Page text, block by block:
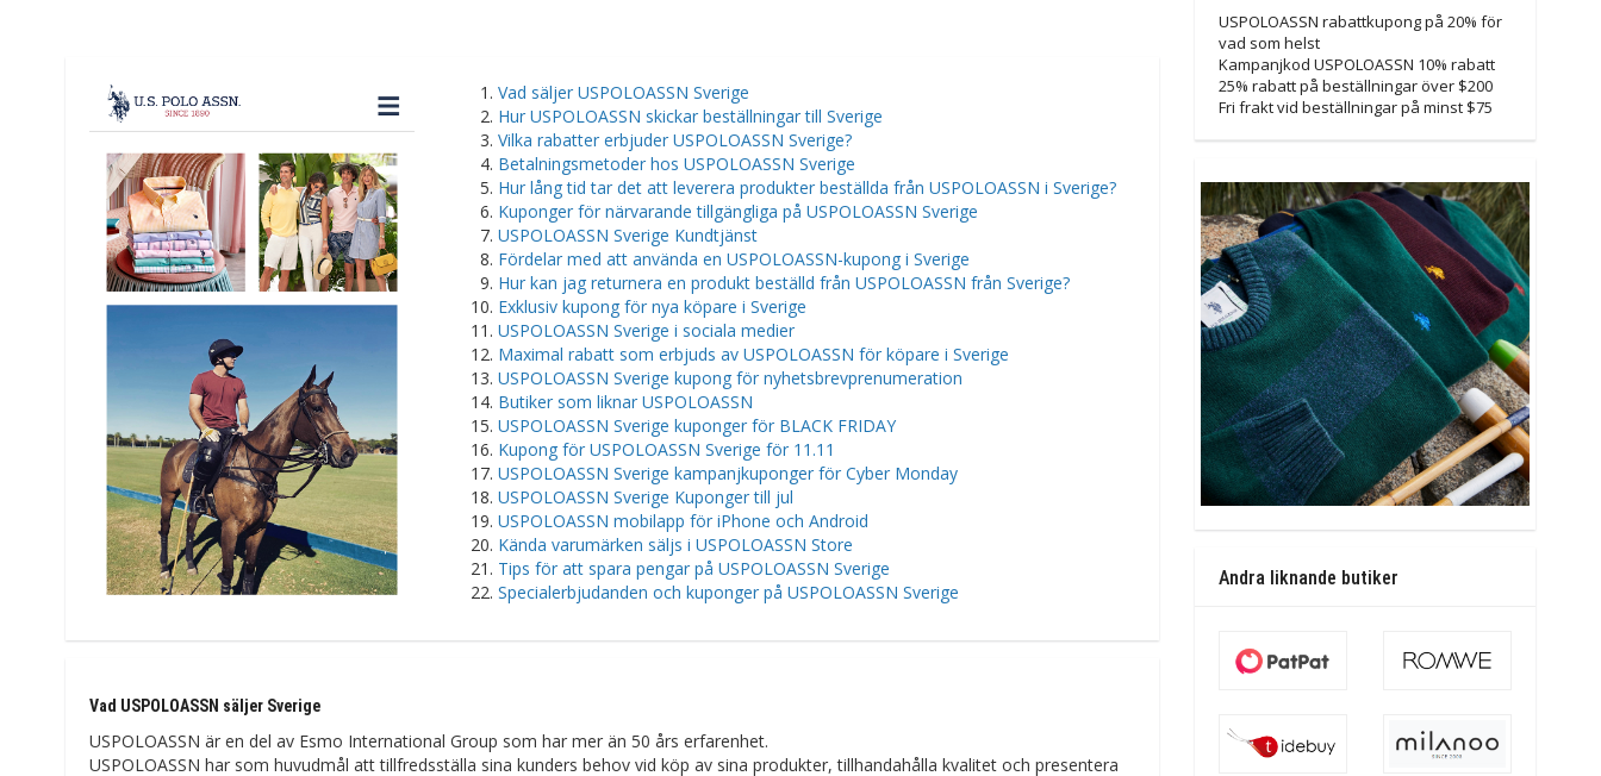
​Vad säljer USPOLOASSN Sverige
Hur USPOLOASSN skickar beställningar till Sverige
Vilka rabatter erbjuder USPOLOASSN Sverige?
Betalningsmetoder hos USPOLOASSN Sverige
Hur lång tid tar det att leverera produkter beställda från USPOLOASSN i Sverige?
Kuponger för närvarande tillgängliga på USPOLOASSN Sverige
USPOLOASSN Sverige Kundtjänst
Fördelar med att använda en USPOLOASSN-kupong i Sverige
Hur kan jag returnera en produkt beställd från USPOLOASSN från Sverige?
Exklusiv kupong för nya köpare i Sverige
USPOLOASSN Sverige i sociala medier
Maximal rabatt som erbjuds av USPOLOASSN för köpare i Sverige
USPOLOASSN Sverige kupong för nyhetsbrevprenumeration
Butiker som liknar USPOLOASSN
USPOLOASSN Sverige kuponger för BLACK FRIDAY
Kupong för USPOLOASSN Sverige för 11.11
USPOLOASSN Sverige kampanjkuponger för Cyber ​​​​Monday
USPOLOASSN Sverige Kuponger till jul
USPOLOASSN mobilapp för iPhone och Android
Kända varumärken säljs i USPOLOASSN Store
Tips för att spara pengar på USPOLOASSN Sverige
Specialerbjudanden och kuponger på USPOLOASSN Sverige
Vad USPOLOASSN säljer Sverige
USPOLOASSN är en del av Esmo International Group som har mer än 50 års erfarenhet.
USPOLOASSN har som huvudmål att tillfredsställa sina kunders behov vid köp av sina produkter, tillhandahålla kvalitet och presentera
USPOLOASSN rabattkupong på 20% för
vad som helst
Kampanjkod USPOLOASSN 10% rabatt
25% rabatt på beställningar över $200
Fri frakt vid beställningar på minst $75
Andra liknande butiker